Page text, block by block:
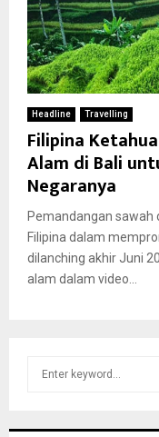
Headline Travelling
Filipina
Alam di Bali
Negaranya
Pemandangan sawah
Filipina dalam
dilanching akhir Juni
alam dalam video...